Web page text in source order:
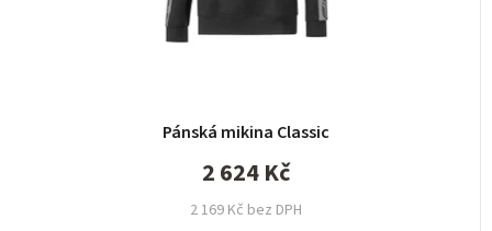
Pánská mikina Classic
2 169 Kč bez DPH
2 624 Kč